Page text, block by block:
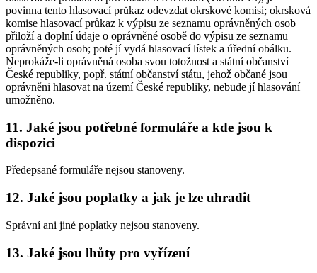
povinna tento hlasovací průkaz odevzdat okrskové komisi; okrsková
komise hlasovací průkaz k výpisu ze seznamu oprávněných osob
přiloží a doplní údaje o oprávněné osobě do výpisu ze seznamu
oprávněných osob; poté jí vydá hlasovací lístek a úřední obálku.
Neprokáže-li oprávněná osoba svou totožnost a státní občanství
České republiky, popř. státní občanství státu, jehož občané jsou
oprávněni hlasovat na území České republiky, nebude jí hlasování
umožněno.
11. Jaké jsou potřebné formuláře a kde jsou k
dispozici
Předepsané formuláře nejsou stanoveny.
12. Jaké jsou poplatky a jak je lze uhradit
Správní ani jiné poplatky nejsou stanoveny.
13. Jaké jsou lhůty pro vyřízení